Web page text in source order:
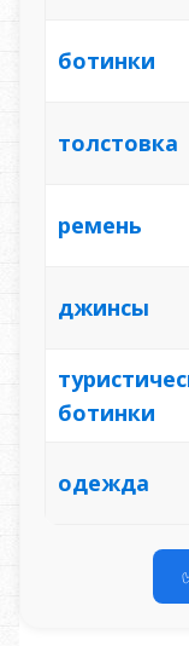
ботинки
толстовка
ремень
джинсы
ботинки
одежда